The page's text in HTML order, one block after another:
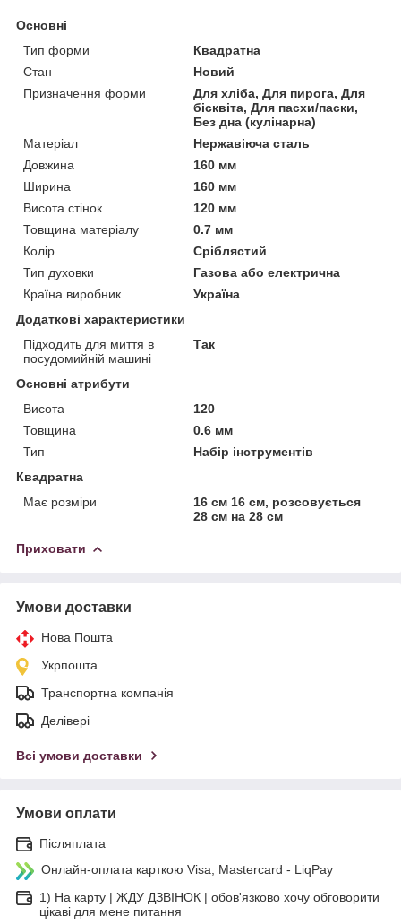
Основні
Тип форми
Квадратна
Стан
Новий
Призначення форми
Для хліба, Для пирога, Для
бісквіта, Для пасхи/паски,
Без дна (кулінарна)
Матеріал
Нержавіюча сталь
Довжина
160 мм
Ширина
160 мм
Висота стінок
120 мм
Товщина матеріалу
0.7 мм
Колір
Сріблястий
Тип духовки
Газова або електрична
Країна виробник
Україна
Додаткові характеристики
Підходить для миття в
посудомийній машині
Так
Основні атрибути
Висота
120
Товщина
0.6 мм
Тип
Набір інструментів
Квадратна
Має розміри
16 см 16 см, розсовується
28 см на 28 см
Приховати
Умови доставки
Нова Пошта
Укрпошта
Транспортна компанія
Делівері
Всі умови доставки
Умови оплати
Післяплата
Онлайн-оплата карткою Visa, Mastercard - LiqPay
1) На карту | ЖДУ ДЗВІНОК | обов'язково хочу обговорити
цікаві для мене питання